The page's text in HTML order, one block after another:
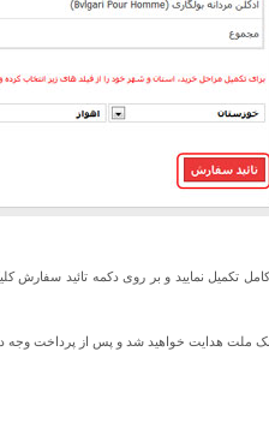
تکمیل نمایید و بر روی دکمه تائید
ملت هدایت خواهید شد و پس از پرداخت